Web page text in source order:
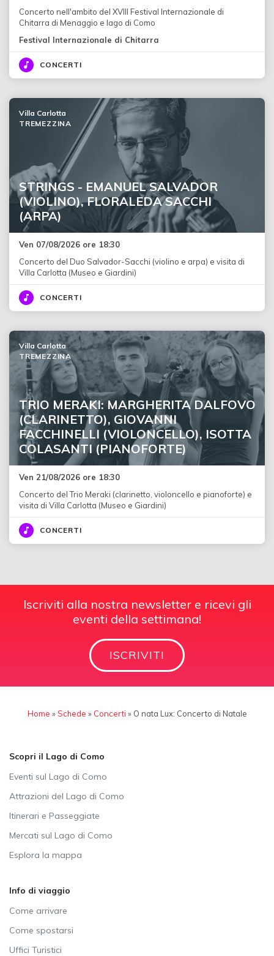
Concerto nell'ambito del XVIII Festival Internazionale di
Chitarra di Menaggio e lago di Como
Festival Internazionale di Chitarra
CONCERTI
STRINGS - EMANUEL SALVADOR
(VIOLINO), FLORALEDA SACCHI
(ARPA)
Villa Carlotta
TREMEZZINA
Ven 07/08/2026 ore 18:30
Concerto del Duo Salvador-Sacchi (violino e arpa) e visita di
Villa Carlotta (Museo e Giardini)
CONCERTI
TRIO MERAKI: MARGHERITA DALFOVO
(CLARINETTO), GIOVANNI
FACCHINELLI (VIOLONCELLO), ISOTTA
COLASANTI (PIANOFORTE)
Villa Carlotta
TREMEZZINA
Ven 21/08/2026 ore 18:30
Concerto del Trio Meraki (clarinetto, violoncello e pianoforte) e
visita di Villa Carlotta (Museo e Giardini)
CONCERTI
Iscriviti alla nostra newsletter e ricevi gli
eventi della settimana!
ISCRIVITI
Home »Schede » Concerti » O nata Lux: Concerto di Natale
Scopri il Lago di Como
Eventi sul Lago di Como
Attrazioni del Lago di Como
Itinerari e Passeggiate
Mercati sul Lago di Como
Esplora la mappa
Info di viaggio
Come arrivare
Come spostarsi
Uffici Turistici